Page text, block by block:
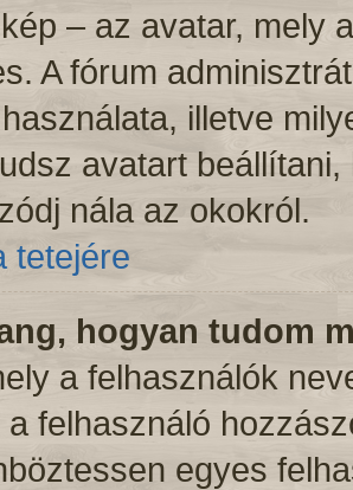
– az avatar, mely
A fórum
illetve
avatart
nála az okokról.
tetejére
hogyan tudom
a felhasználók
a felhasználó
egyes